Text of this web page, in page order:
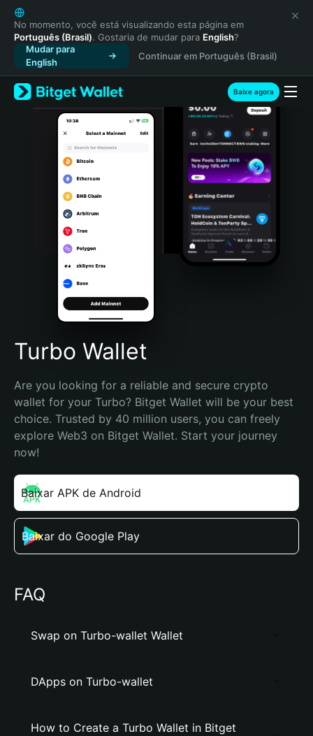
English
日本語
Tiếng Việt
Русский
Español (Latinoamérica)
Türkçe
Italiano
Português (Portugal)
Bahasa Indonesia
Português (Brasil)
Español (Argentina)
No momento, você está visualizando esta página em
Português (Brasil). Gostaria de mudar para English?
Mudar para
English
Continuar em Português (Brasil)
Baixe agora
Turbo Wallet
Are you looking for a reliable and secure crypto
wallet for your Turbo? Bitget Wallet will be your best
choice. Trusted by 40 million users, you can freely
explore Web3 on Bitget Wallet. Start your journey
now!
Baixar APK de Android
Baixar do Google Play
FAQ
Swap on Turbo-wallet Wallet
DApps on Turbo-wallet
How to Create a Turbo Wallet in Bitget